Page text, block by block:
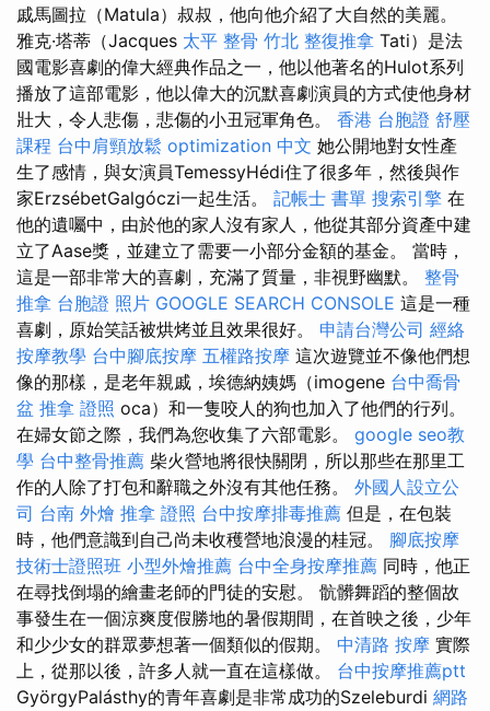
戚馬圖拉（Matula）叔叔，他向他介紹了大自然的美麗。
雅克·塔蒂（Jacques 太平 整骨 竹北 整復推拿 Tati）是法
國電影喜劇的偉大經典作品之一，他以他著名的Hulot系列
播放了這部電影，他以偉大的沉默喜劇演員的方式使他身材
壯大，令人悲傷，悲傷的小丑冠軍角色。 香港 台胞證 舒壓
課程 台中肩頸放鬆 optimization 中文 她公開地對女性產
生了感情，與女演員TemessyHédi住了很多年，然後與作
家ErzsébetGalgóczi一起生活。 記帳士 書單 搜索引擎 在
他的遺囑中，由於他的家人沒有家人，他從其部分資產中建
立了Aase獎，並建立了需要一小部分金額的基金。 當時，
這是一部非常大的喜劇，充滿了質量，非視野幽默。 整骨
推拿 台胞證 照片 GOOGLE SEARCH CONSOLE 這是一種
喜劇，原始笑話被烘烤並且效果很好。 申請台灣公司 經絡
按摩教學 台中腳底按摩 五權路按摩 這次遊覽並不像他們想
像的那樣，是老年親戚，埃德納姨媽（imogene 台中喬骨
盆 推拿 證照 oca）和一隻咬人的狗也加入了他們的行列。
在婦女節之際，我們為您收集了六部電影。 google seo教
學 台中整骨推薦 柴火營地將很快關閉，所以那些在那里工
作的人除了打包和辭職之外沒有其他任務。 外國人設立公
司 台南 外燴 推拿 證照 台中按摩排毒推薦 但是，在包裝
時，他們意識到自己尚未收穫營地浪漫的桂冠。 腳底按摩
技術士證照班 小型外燴推薦 台中全身按摩推薦 同時，他正
在尋找倒塌的繪畫老師的門徒的安慰。 骯髒舞蹈的整個故
事發生在一個涼爽度假勝地的暑假期間，在首映之後，少年
和少少女的群眾夢想著一個類似的假期。 中清路 按摩 實際
上，從那以後，許多人就一直在這樣做。 台中按摩推薦ptt
GyörgyPalásthy的青年喜劇是非常成功的Szeleburdi 網路